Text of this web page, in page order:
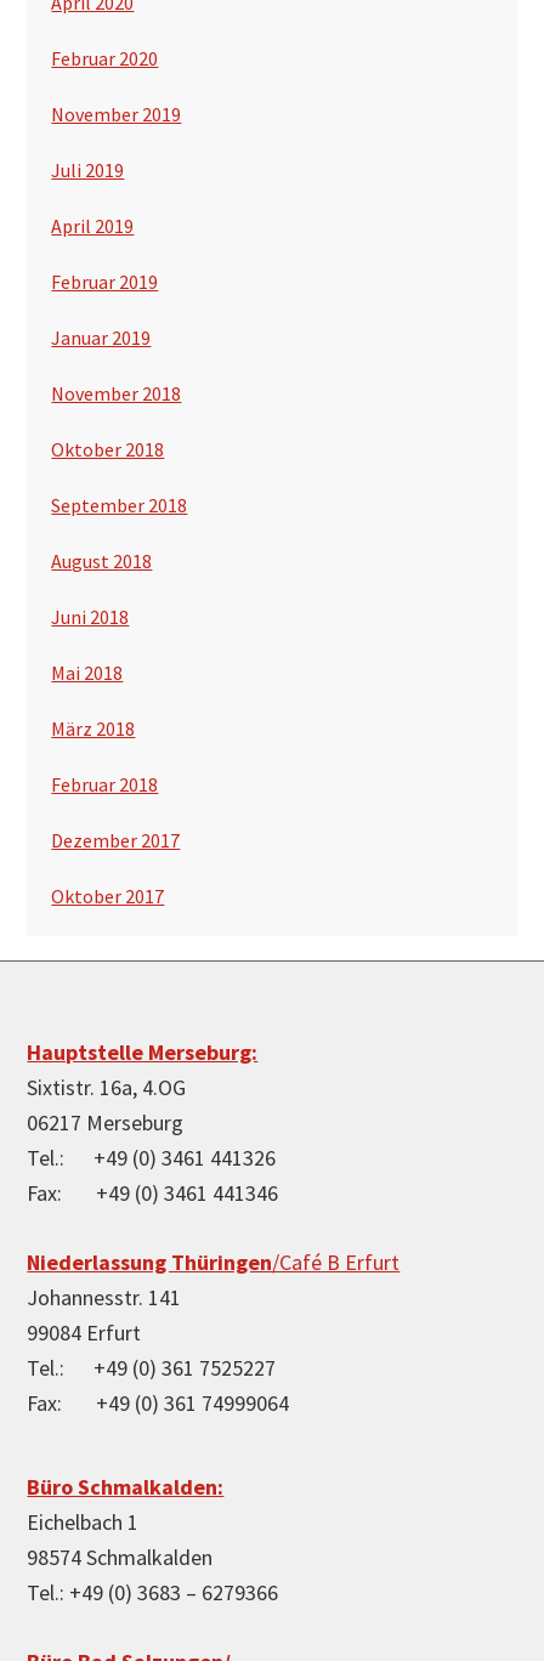
Februar 2020
November 2019
Juli 2019
April 2019
Februar 2019
Januar 2019
November 2018
Oktober 2018
September 2018
August 2018
Juni 2018
Mai 2018
März 2018
Februar 2018
Dezember 2017
Oktober 2017
Footer
Hauptstelle Merseburg:
Sixtistr. 16a, 4.OG
06217 Merseburg
Tel.: +49 (0) 3461 441326
Fax: +49 (0) 3461 441346
Niederlassung Thüringen/Café B Erfurt
Johannesstr. 141
99084 Erfurt
Tel.: +49 (0) 361 7525227
Fax: +49 (0) 361 74999064
Büro Schmalkalden:
Eichelbach 1
98574 Schmalkalden
Tel.: +49 (0) 3683 – 6279366